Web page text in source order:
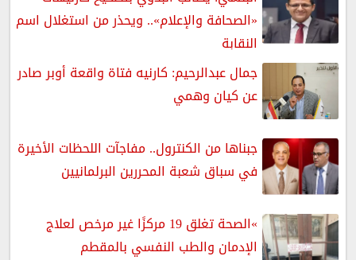
«الصحافة والإعلام».. ويحذر من استغلال اسم
النقابة
جمال عبدالرحيم: كارنيه فتاة واقعة أوبر صادر
عن كيان وهمي
جبناها من الكنترول.. مفاجآت اللحظات الأخيرة
في سباق شعبة المحررين البرلمانيين
»الصحة تغلق 19 مركزًا غير مرخص لعلاج
الإدمان والطب النفسي بالمقطم